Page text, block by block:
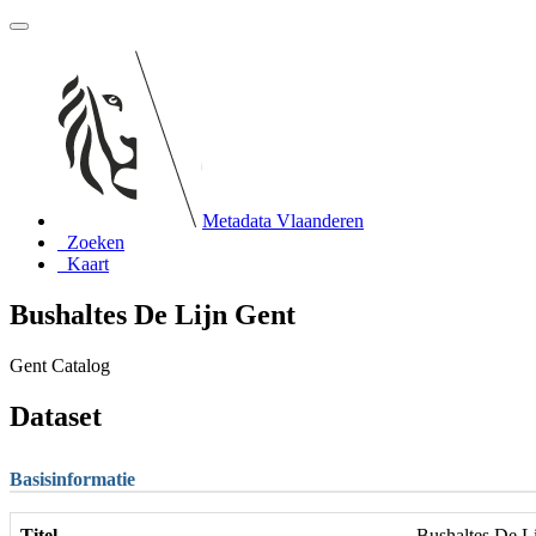
Metadata Vlaanderen
Zoeken
Kaart
Bushaltes De Lijn Gent
Gent Catalog
Dataset
Basisinformatie